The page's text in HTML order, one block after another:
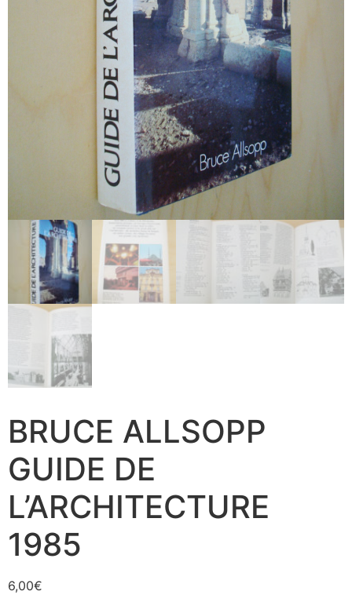
BRUCE ALLSOPP
GUIDE DE
L’ARCHITECTURE
1985
6,00€